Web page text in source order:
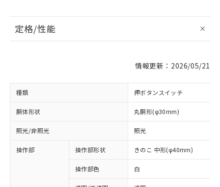
定格/性能
情報更新：2026/05/21
種類 押ボタンスイッチ
胴体形状 丸胴形(φ30mm)
照光/非照光 照光
操作部 操作部形状 きのこ 中形(φ40mm)
操作部色 白